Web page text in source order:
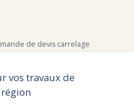
de devis carrelage
vos travaux de
région